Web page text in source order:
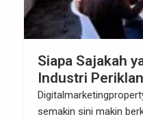
Siapa Sajakah
Industri
semakin sini makin